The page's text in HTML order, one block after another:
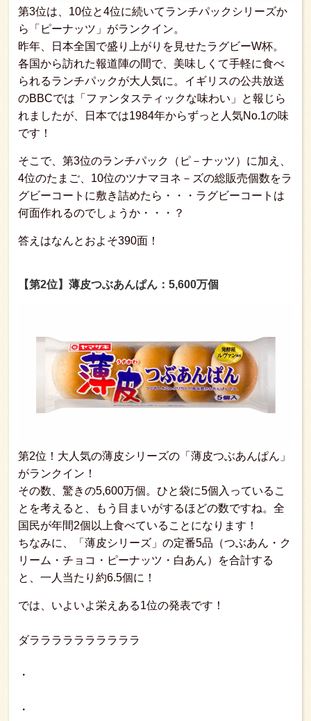
第3位は、10位と4位に続いてランチパックシリーズか
ら「ピーナッツ」がランクイン。
昨年、日本全国で盛り上がりを見せたラグビーW杯。
各国から訪れた報道陣の間で、美味しくて手軽に食べ
られるランチパックが大人気に。イギリスの公共放送
のBBCでは「ファンタスティックな味わい」と報じら
れましたが、日本では1984年からずっと人気No.1の味
です！
そこで、第3位のランチパック（ピ－ナッツ）に加え、
4位のたまご、10位のツナマヨネ－ズの総販売個数をラ
グビーコートに敷き詰めたら・・・ラグビーコートは
何面作れるのでしょうか・・・？
答えはなんとおよそ390面！
【第2位】薄皮つぶあんぱん：5,600万個
第2位！大人気の薄皮シリーズの「薄皮つぶあんぱん」
がランクイン！
その数、驚きの5,600万個。ひと袋に5個入っているこ
とを考えると、もう目まいがするほどの数ですね。全
国民が年間2個以上食べていることになります！
ちなみに、「薄皮シリーズ」の定番5品（つぶあん・ク
リーム・チョコ・ピーナッツ・白あん）を合計する
と、一人当たり約6.5個に！
では、いよいよ栄えある1位の発表です！
ダララララララララララ
・
・